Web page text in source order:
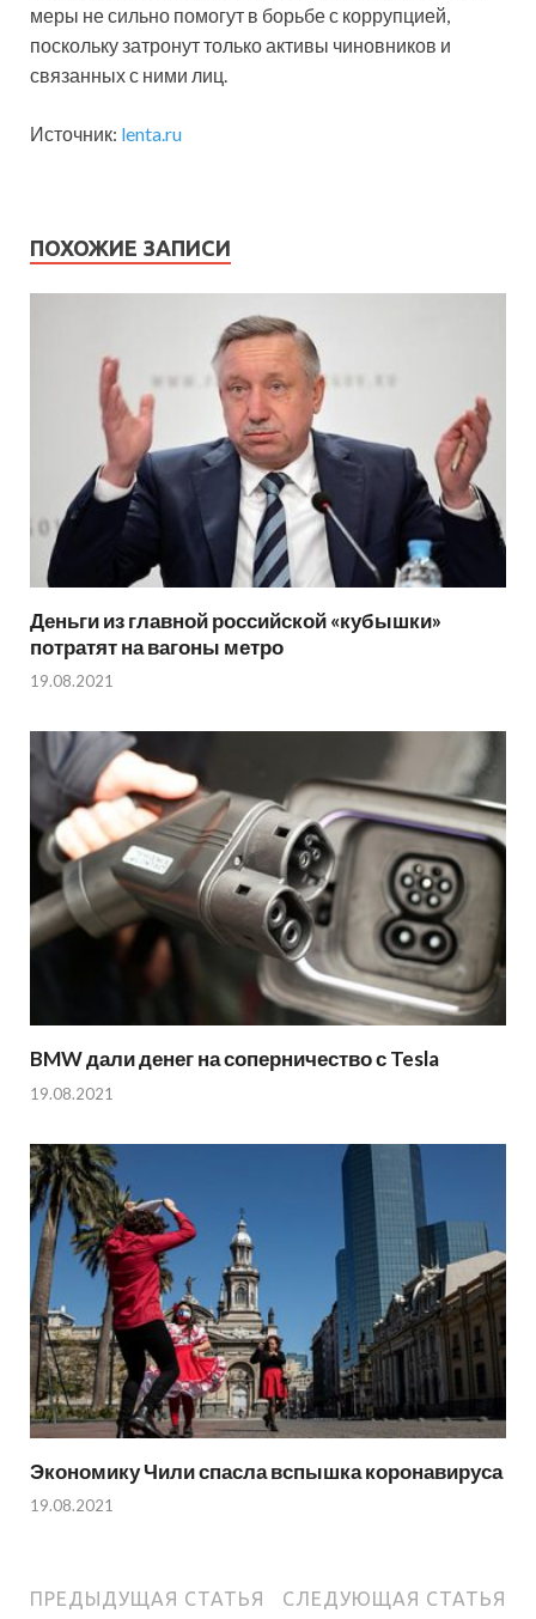
меры не сильно помогут в борьбе с коррупцией,
поскольку затронут только активы чиновников и
связанных с ними лиц.
Источник: lenta.ru
ПОХОЖИЕ ЗАПИСИ
Деньги из главной российской «кубышки»
потратят на вагоны метро
19.08.2021
BMW дали денег на соперничество с Tesla
19.08.2021
Экономику Чили спасла вспышка коронавируса
19.08.2021
ПРЕДЫДУЩАЯ СТАТЬЯ СЛЕДУЮЩАЯ СТАТЬЯ